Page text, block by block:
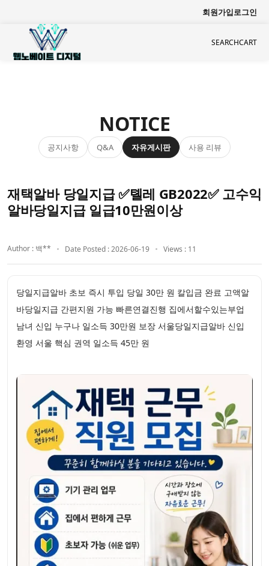
회원가입로그인
SEARCHCART
NOTICE
공지사항 Q&A 자유게시판 사용 리뷰
재택알바 당일지급 ✅톌레 GB2022✅ 고수익
알바당일지급 일급10만원이상
Author : 백** Date Posted : 2026-06-19 Views : 11
당일지급알바 초보 즉시 투입 당일 30만 원 칼입금 완료 고액알
바당일지급 간편지원 가능 빠른연결진행 집에서할수있는부업
남녀 신입 누구나 일소득 30만원 보장 서울당일지급알바 신입
환영 서울 핵심 권역 일소득 45만 원